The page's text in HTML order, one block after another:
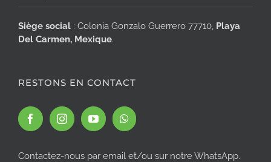
Siège social : Colonia Gonzalo Guerrero 77710, Playa
Del Carmen, Mexique.
RESTONS EN CONTACT
Contactez-nous par email et/ou sur notre WhatsApp.